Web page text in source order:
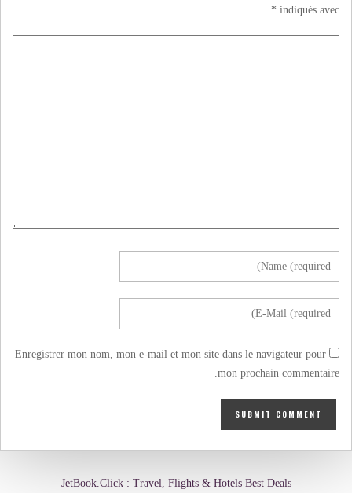
indiqués avec
*
Enregistrer mon nom, mon e-mail et mon site dans le navigateur pour
mon prochain commentaire.
JetBook.Click : Travel, Flights & Hotels Best Deals